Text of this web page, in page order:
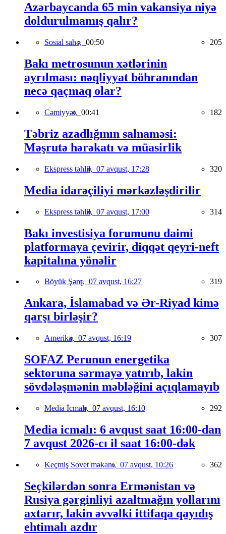
Azərbaycanda 65 min vakansiya niyə
doldurulmamış qalır?
Sosial sahə, 00:50 205
Bakı metrosunun xətlərinin
ayrılması: nəqliyyat böhranından
necə qaçmaq olar?
Cəmiyyət, 00:41 182
Təbriz azadlığının salnaməsi:
Məşrutə hərəkatı və müasirlik
Ekspress təhlil, 07 avqust, 17:28 320
Media idarəçiliyi mərkəzləşdirilir
Ekspress təhlil, 07 avqust, 17:00 314
Bakı investisiya forumunu daimi
platformaya çevirir, diqqət qeyri-neft
kapitalına yönəlir
Böyük Şərq, 07 avqust, 16:27 319
Ankara, İslamabad və Ər-Riyad kimə
qarşı birləşir?
Amerika, 07 avqust, 16:19 307
SOFAZ Perunun energetika
sektoruna sərmayə yatırıb, lakin
sövdələşmənin məbləğini açıqlamayıb
Media İcmalı, 07 avqust, 16:10 292
Media icmalı: 6 avqust saat 16:00-dan
7 avqust 2026-cı il saat 16:00-dək
Keçmiş Sovet məkanı, 07 avqust, 10:26 362
Seçkilərdən sonra Ermənistan və
Rusiya gərginliyi azaltmağın yollarını
axtarır, lakin əvvəlki ittifaqa qayıdış
ehtimalı azdır